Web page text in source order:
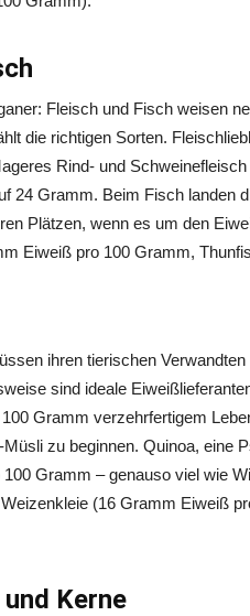
Fleisch und Fisch weisen
die richtigen Sorten.
Rind- und
24 Gramm. Beim Fisch landen
Plätzen, wenn es um den
Eiweiß pro 100 Gramm,
ihren tierischen
sind ideale
Gramm verzehrfertigem
zu beginnen. Quinoa, eine
Gramm – genauso viel wie
(16 Gramm Eiweiß
Kerne